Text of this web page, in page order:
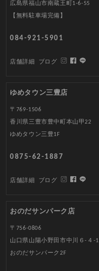
広島県福山市南蔵王町1-6-55
【無料駐車場完備】
084-921-5901
店舗詳細 ブログ
ゆめタウン三豊店
〒769-1506
香川県三豊市豊中町本山甲22
ゆめタウン三豊1F
0875-62-1887
店舗詳細 ブログ
おのだサンパーク店
〒756-0806
山口県山陽小野田市中川６-４-1
おのだサンパーク2F